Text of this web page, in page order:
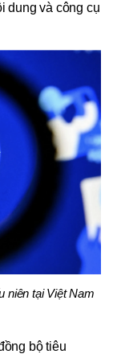
dung và công cụ
niên tại Việt Nam
bộ tiêu